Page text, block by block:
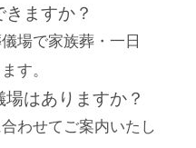
ますか？
場で家族葬・一日
す。
はありますか？
わせてご案内いたし